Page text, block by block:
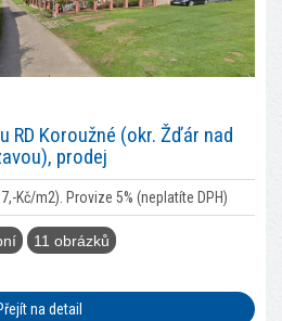
RD Koroužné (okr. Žďár nad
prodej
Kč/m2). Provize 5% (neplatíte DPH)
11 obrázků
na detail